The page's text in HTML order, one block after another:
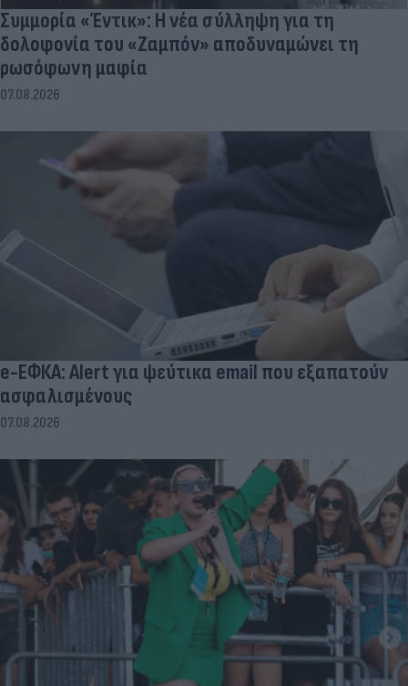
Συμμορία «Έντικ»: Η νέα σύλληψη για τη
δολοφονία του «Ζαμπόν» αποδυναμώνει τη
ρωσόφωνη μαφία
07.08.2026
e-ΕΦΚΑ: Alert για ψεύτικα email που εξαπατούν
ασφαλισμένους
07.08.2026